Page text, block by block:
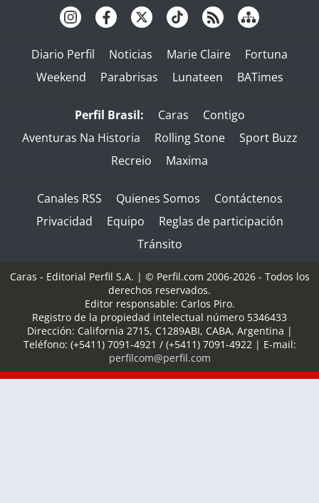
Diario Perfil Noticias Marie Claire
Fortuna
Weekend
Parabrisas Lunateen BATimes
Perfil Brasil: Caras
Contigo
Aventuras Na Historia
Rolling Stone
Sport Buzz
Recreio
Maxima
Canales RSS Quienes Somos
Contáctenos
Privacidad
Equipo
Reglas de participación
Tránsito
Caras - Editorial Perfil S.A. | © Perfil.com 2006-2026 - Todos los
derechos reservados.
Editor responsable: Carlos Piro.
Registro de la propiedad intelectual número 5346433
Dirección: California 2715, C1289ABI, CABA, Argentina |
Teléfono: (+5411) 7091-4921 / (+5411) 7091-4922| E-mail:
perfilcom@perfil.com